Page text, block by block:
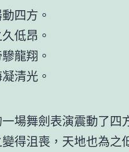
四方。
低昂。
龍翔。
清光。
場舞劍表演震動了四
得沮喪，天地也為之